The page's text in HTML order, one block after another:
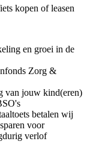
kopen of leasen
en groei in de
Zorg &
van jouw kind(eren)
betalen wij
voor
verlof